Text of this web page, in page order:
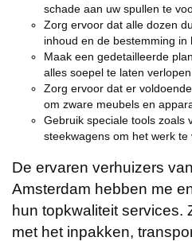
schade aan uw spullen te
Zorg ervoor dat alle dozen
inhoud en de bestemming in
Maak een gedetailleerde
alles soepel te laten verlopen
Zorg ervoor dat er
om zware meubels en
Gebruik speciale tools zoals
steekwagens om het werk te
De ervaren verhuizers
Amsterdam hebben me
hun topkwaliteit services.
met het inpakken,